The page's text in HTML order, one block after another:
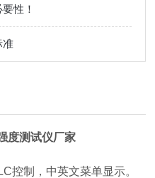
性！
准
度测试仪厂家
控制，中英文菜单显示。